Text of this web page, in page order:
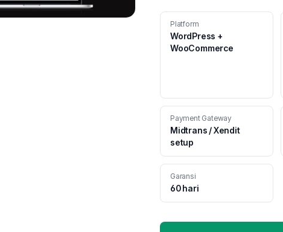
Platform
WordPress +
WooCommerce
Payment Gateway
Midtrans / Xendit
setup
Garansi
60 hari